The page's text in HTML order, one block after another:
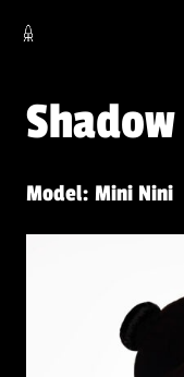
Model: Mini Nini